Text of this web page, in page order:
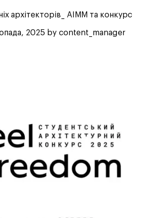
–
сучасний
порт
із
архітекторів_ АІММ та конкурс
2025 by content_manager